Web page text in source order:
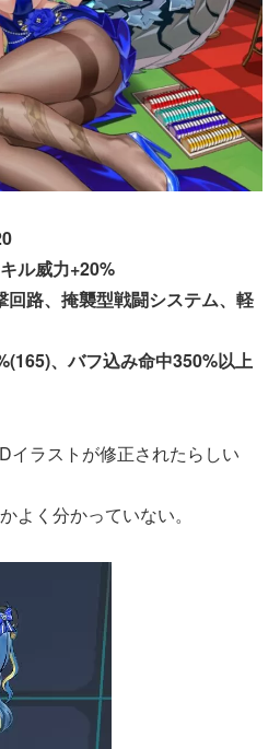
ル威力+20%
路、 掩襲型戦闘システム、軽
、バフ込み命中350%以上
イラストが修正されたらしい
よく分かっていない。